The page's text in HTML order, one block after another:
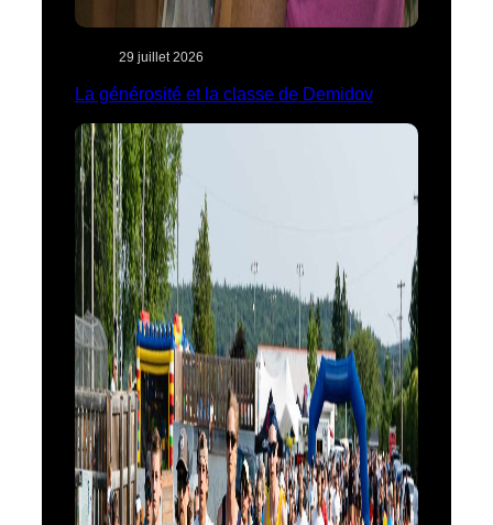
29 juillet 2026
La générosité et la classe de Demidov